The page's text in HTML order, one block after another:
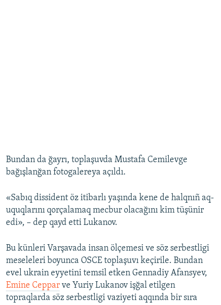
Bundan da ğayrı, toplaşuvda Mustafa Cemilevge
bağışlanğan fotogalereya açıldı.
«Sabıq dissident öz itibarlı yaşında kene de halqnıñ aq-
uquqlarını qorçalamaq mecbur olacağını kim tüşünir
edi», – dep qayd etti Lukanov.
Bu künleri Varşavada insan ölçemesi ve söz serbestligi
meseleleri boyunca OSCE toplaşuvı keçirile. Bundan
evel ukrain eyyetini temsil etken Gennadiy Afansyev,
Emine Ceppar ve Yuriy Lukanov işğal etilgen
topraqlarda söz serbestligi vaziyeti aqqında bir sıra